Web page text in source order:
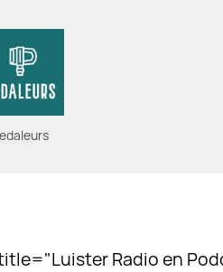
Radio en